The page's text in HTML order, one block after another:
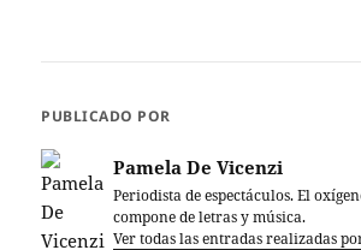
PUBLICADO POR
Pamela De Vicenzi
Periodista de espectáculos. El
compone de letras y música.
Ver todas las entradas realizadas